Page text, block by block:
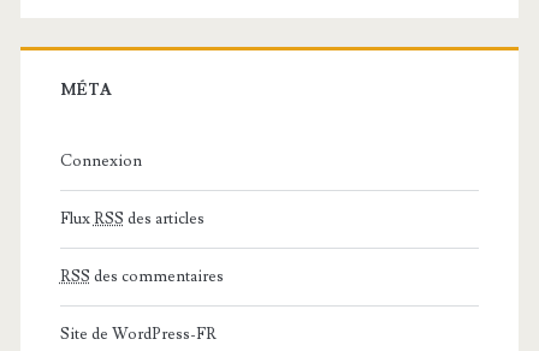
MÉTA
Connexion
FluxRSS des articles
RSS des commentaires
Site de WordPress-FR